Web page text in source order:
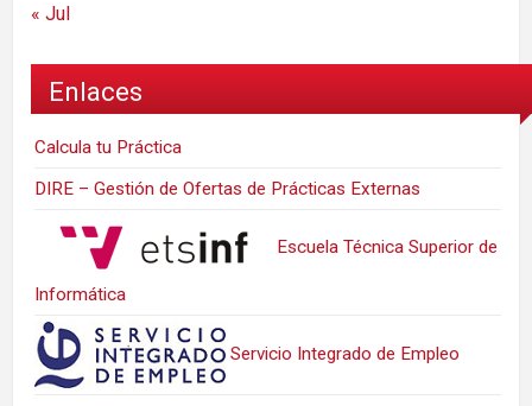
« Jul
Enlaces
Calcula tu Práctica
DIRE – Gestión de Ofertas de Prácticas Externas
Escuela Técnica Superior de
Informática
Servicio Integrado de Empleo